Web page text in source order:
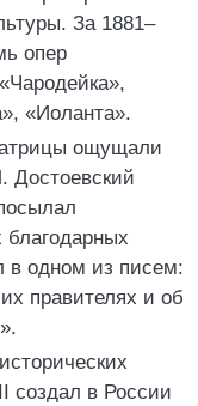
За 1881–
опер
«Иоланта».
ощущали
Достоевский
благодарных
в одном из писем:
правителях и об
создал в России